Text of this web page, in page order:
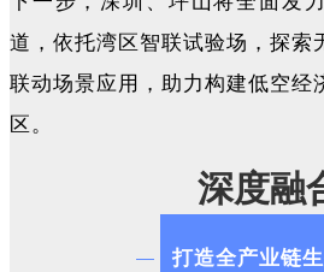
道，依托湾区智联试验场，探
联动场景应用，助力构建低空经
区。
深度融
打造全产业链